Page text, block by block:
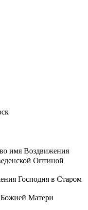
имя Воздвижения
Оптиной
Господня в Старом
Матери